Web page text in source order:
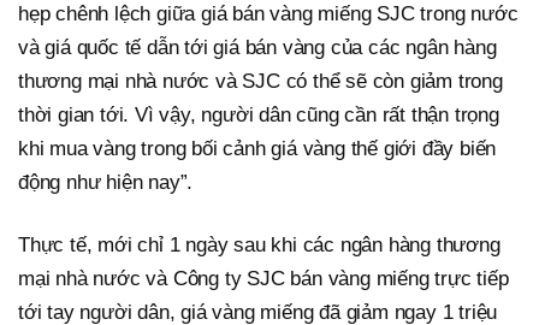
hẹp chênh lệch giữa giá bán vàng miếng SJC trong nước
và giá quốc tế dẫn tới giá bán vàng của các ngân hàng
thương mại nhà nước và SJC có thể sẽ còn giảm trong
thời gian tới. Vì vậy, người dân cũng cần rất thận trọng
khi mua vàng trong bối cảnh giá vàng thế giới đầy biến
động như hiện nay”.
Thực tế, mới chỉ 1 ngày sau khi các ngân hàng thương
mại nhà nước và Công ty SJC bán vàng miếng trực tiếp
tới tay người dân, giá vàng miếng đã giảm ngay 1 triệu